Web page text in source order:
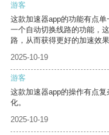
游客
这款加速器app的功能有点
一个自动切换线路的功能，
路，从而获得更好的加速效果
2025-10-19
游客
这款加速器app的操作有点
化。
2025-10-19